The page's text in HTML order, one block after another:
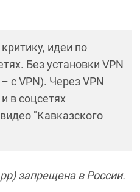
идеи по
Без установки VPN
с VPN). Через VPN
в соцсетях
"Кавказского
запрещена в России.